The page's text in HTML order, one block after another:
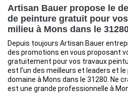
Artisan Bauer propose le
de peinture gratuit pour
milieu à Mons dans le
Depuis toujours Artisan Bauer
des promotions en vous proposant
gratuitement pour vos travaux
est l’un des meilleurs et leaders et
domaine à Mons dans le 31280. Ne
est une grande professionnelle à